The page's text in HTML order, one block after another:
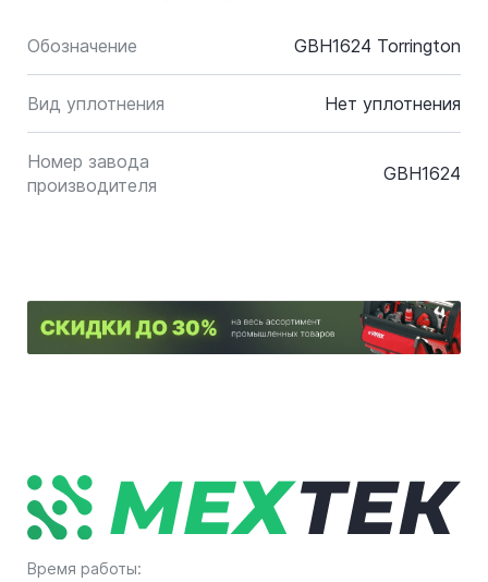
Обозначение GBH1624 Torrington
Вид уплотнения Нет уплотнения
Номер завода
производителя
GBH1624
Время работы: